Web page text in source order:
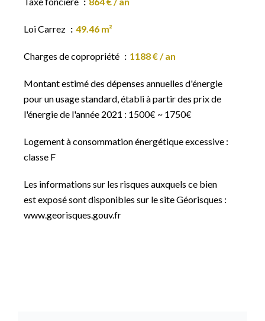
Loi Carrez 49.46 m²
Charges de copropriété 1188 € / an
Montant estimé des dépenses annuelles d'énergie
pour un usage standard, établi à partir des prix de
l'énergie de l'année 2021 : 1500€ ~ 1750€
Logement à consommation énergétique excessive :
classe F
Les informations sur les risques auxquels ce bien
est exposé sont disponibles sur le site Géorisques :
www.georisques.gouv.fr